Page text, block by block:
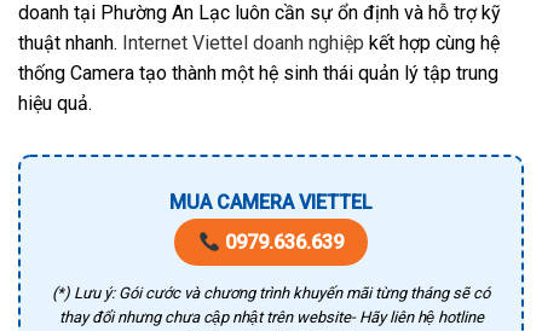
doanh tại Phường An Lạc luôn cần sự ổn định và hỗ trợ kỹ
thuật nhanh. Internet Viettel doanh nghiệp kết hợp cùng hệ
thống Camera tạo thành một hệ sinh thái quản lý tập trung
hiệu quả.
MUA CAMERA VIETTEL
0979.636.639
(*) Lưu ý: Gói cước và chương trình khuyến mãi từng tháng sẽ có
thay đổi nhưng chưa cập nhật trên website- Hãy liên hệ hotline